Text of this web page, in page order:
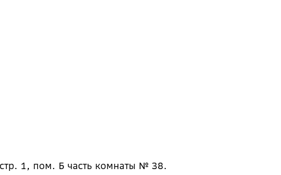
1, пом. Б часть комнаты № 38.